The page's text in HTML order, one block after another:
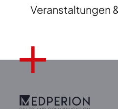
Veranstaltungen